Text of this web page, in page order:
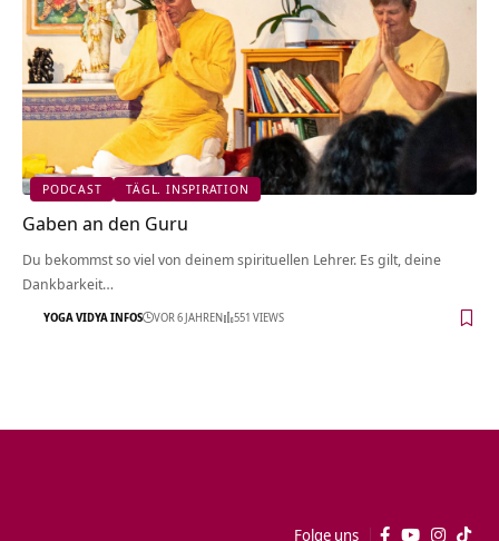
PODCAST TÄGL. INSPIRATION
Gaben an den Guru
Du bekommst so viel von deinem spirituellen Lehrer. Es gilt, deine
Dankbarkeit…
YOGA VIDYA INFOS VOR 6 JAHREN 551 VIEWS
Folge uns